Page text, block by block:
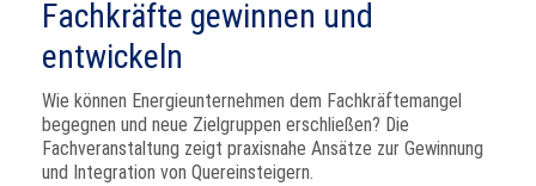
Fachkräfte gewinnen und
entwickeln
Wie können Energieunternehmen dem Fachkräftemangel
begegnen und neue Zielgruppen erschließen? Die
Fachveranstaltung zeigt praxisnahe Ansätze zur Gewinnung
und Integration von Quereinsteigern.